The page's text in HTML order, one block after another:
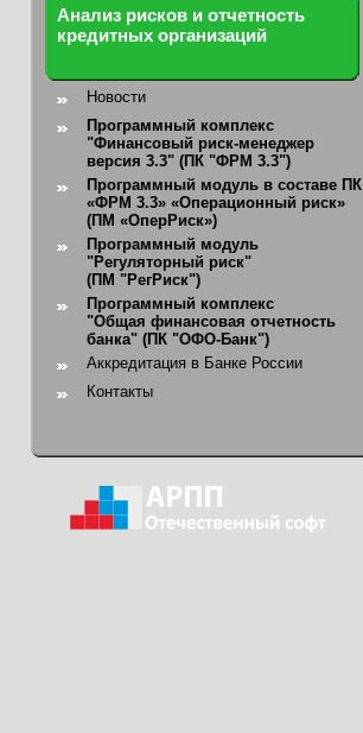
Анализ рисков и отчетность
кредитных организаций
Новости
Программный комплекс
"Финансовый риск-менеджер
версия 3.3" (ПК "ФРМ 3.3")
Программный модуль в составе ПК
«ФРМ 3.3» «Операционный риск»
(ПМ «ОперРиск»)
Программный модуль
"Регуляторный риск"
(ПМ "РегРиск")
Программный комплекс
"Общая финансовая отчетность
банка" (ПК "ОФО-Банк")
Аккредитация в Банке России
Контакты